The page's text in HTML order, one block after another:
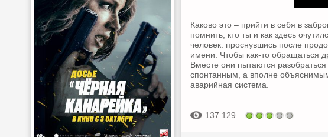
Каково это – прийти в себя в
помнить, кто ты и как здесь
человек: проснувшись после
имени. Чтобы как-то обращаться
Вместе они пытаются
спонтанным, а вполне
аварийная система.
137 129